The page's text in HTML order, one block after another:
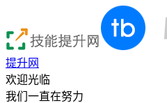
提升网
欢迎光临
我们一直在努力